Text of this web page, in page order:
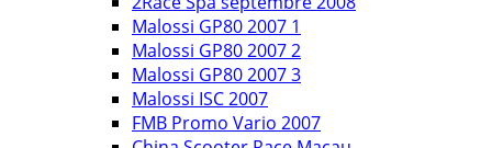
Malossi GP80 2007 1
Malossi GP80 2007 2
Malossi GP80 2007 3
Malossi ISC 2007
FMB Promo Vario 2007